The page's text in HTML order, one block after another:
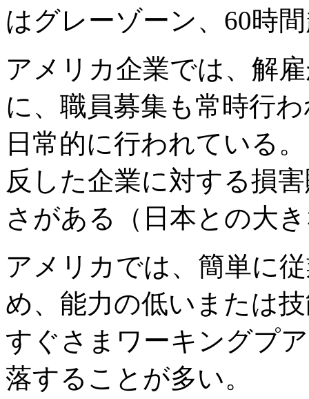
はグレーゾーン、60時
アメリカ企業では、解
に、職員募集も常時行
日常的に行われている
反した企業に対する損
さがある（日本との大
アメリカでは、簡単に
め、能力の低いまたは
すぐさまワーキングプ
落することが多い。